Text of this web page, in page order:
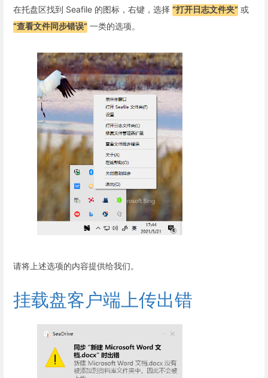
在托盘区找到 Seafile 的图标，右键，选择 “打开日志文件夹” 或
“查看文件同步错误” 一类的选项。
请将上述选项的内容提供给我们。
挂载盘客户端上传出错